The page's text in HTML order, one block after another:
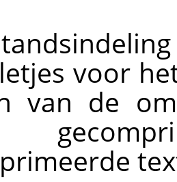
voor
van de